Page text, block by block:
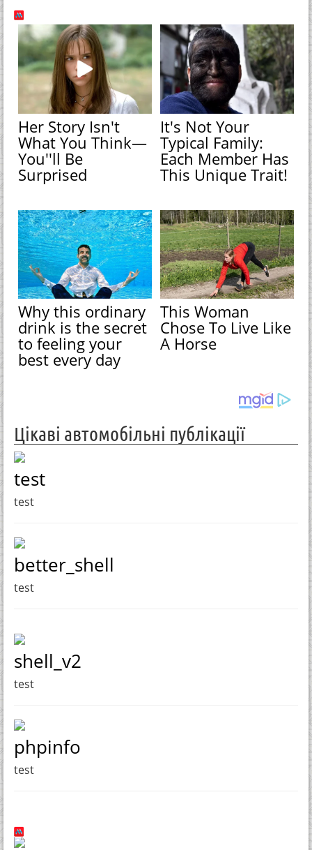
Her Story Isn't
What You Think—
You''ll Be
Surprised
It's Not Your
Typical Family:
Each Member Has
This Unique Trait!
Why this ordinary
drink is the secret
to feeling your
best every day
This Woman
Chose To Live Like
A Horse
Цікаві автомобільні публікації
test
test
better_shell
test
shell_v2
test
phpinfo
test